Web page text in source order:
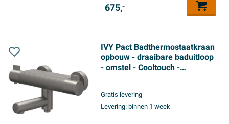
675,-
IVY Pact Badthermostaatkraan
opbouw - draaibare baduitloop
- omstel - Cooltouch -
Gratis levering
Levering:binnen 1 week